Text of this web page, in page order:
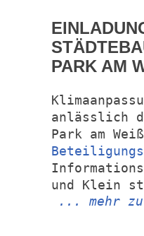
PARK AM
anlässlich
Park am
und Klein
... mehr zu